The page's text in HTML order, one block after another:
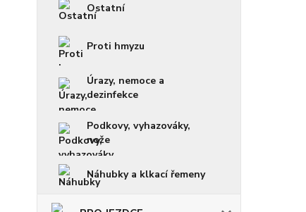
Ostatní
Proti hmyzu
Úrazy, nemoce a
dezinfekce
Podkovy, vyhazováky,
nože
Náhubky a klkací řemeny